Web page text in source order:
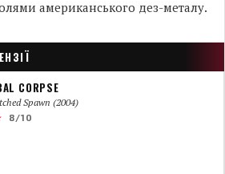
американського дез-металу.
CORPSE
Spawn (2004)
8/10